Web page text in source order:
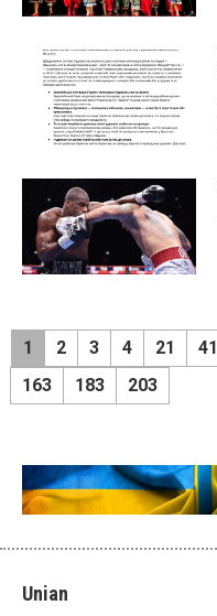
1 2 3 4 21 41
163
183 203
Unian